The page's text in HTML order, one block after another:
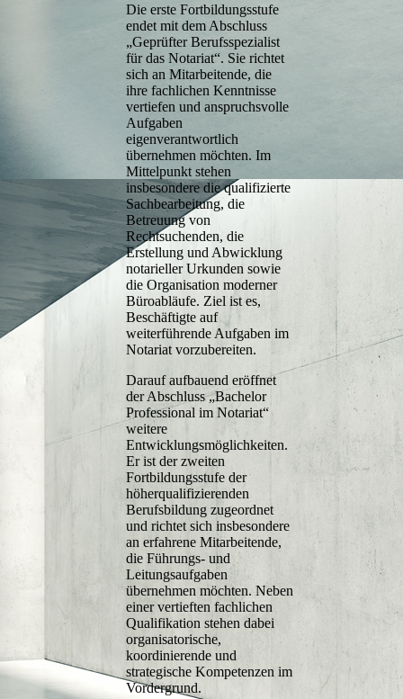
Die erste Fortbildungsstufe
endet mit dem Abschluss
„Geprüfter Berufsspezialist
für das Notariat“. Sie richtet
sich an Mitarbeitende, die
ihre fachlichen Kenntnisse
vertiefen und anspruchsvolle
Aufgaben
eigenverantwortlich
übernehmen möchten. Im
Mittelpunkt stehen
insbesondere die qualifizierte
Sachbearbeitung, die
Betreuung von
Rechtsuchenden, die
Erstellung und Abwicklung
notarieller Urkunden sowie
die Organisation moderner
Büroabläufe. Ziel ist es,
Beschäftigte auf
weiterführende Aufgaben im
Notariat vorzubereiten.
Darauf aufbauend eröffnet
der Abschluss „Bachelor
Professional im Notariat“
weitere
Entwicklungsmöglichkeiten.
Er ist der zweiten
Fortbildungsstufe der
höherqualifizierenden
Berufsbildung zugeordnet
und richtet sich insbesondere
an erfahrene Mitarbeitende,
die Führungs- und
Leitungsaufgaben
übernehmen möchten. Neben
einer vertieften fachlichen
Qualifikation stehen dabei
organisatorische,
koordinierende und
strategische Kompetenzen im
Vordergrund.